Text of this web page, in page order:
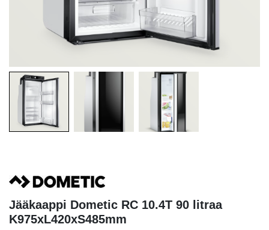
Jääkaappi Dometic RC 10.4T 90 litraa
K975xL420xS485mm